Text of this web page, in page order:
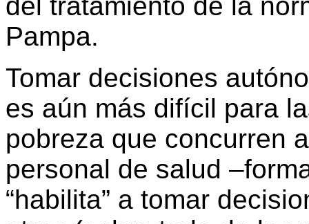
del tratamiento de la
Pampa.
Tomar decisiones
es aún más difícil para
pobreza que concurren
personal de salud
“habilita” a tomar